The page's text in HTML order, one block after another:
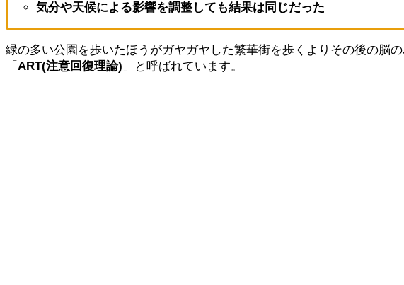
気分や天候による影響を調整しても結果は同じだった
緑の多い公園を歩いたほうがガヤガヤした繁華街を歩くよりその後の脳
「 ART(注意回復理論) 」と呼ばれています。